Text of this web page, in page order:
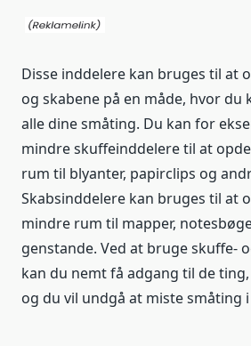
Disse inddelere kan bruges til at
og skabene på en måde, hvor du
alle dine småting. Du kan for
mindre skuffeinddelere til at
rum til blyanter, papirclips og
Skabsinddelere kan bruges til at
mindre rum til mapper,
genstande. Ved at bruge skuffe-
kan du nemt få adgang til de
og du vil undgå at miste småting